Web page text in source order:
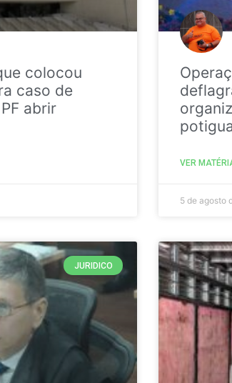
colocou
caso de
abrir
VER
5 de agosto
JURIDICO